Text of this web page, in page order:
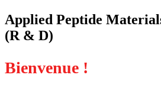
Applied Peptide
(R & D)
Bienvenue !